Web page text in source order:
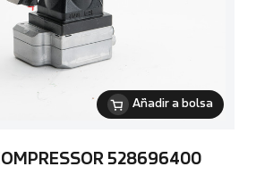
Añadir a bolsa
528696400